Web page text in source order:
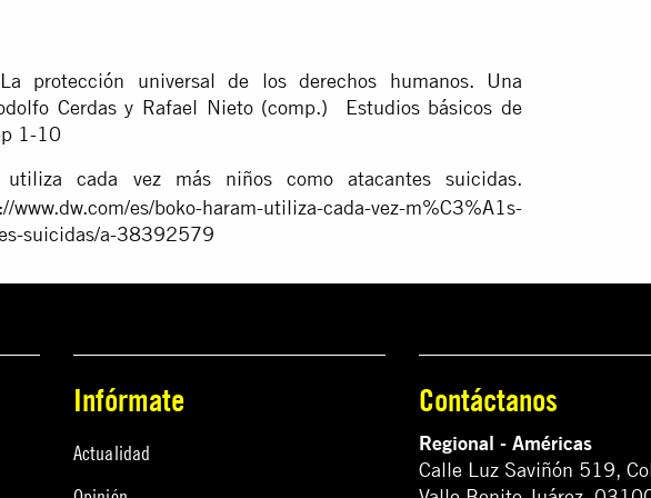
protección universal de los derechos humanos. Una
Cerdas y Rafael Nieto (comp.) Estudios básicos de
1-10
cada vez más niños como atacantes suicidas.
es/boko-haram-utiliza-cada-vez-m%C3%A1s-
suicidas/a-38392579
Infórmate
Actualidad
Contáctanos
Regional - Américas
Calle Luz Saviñón 519,